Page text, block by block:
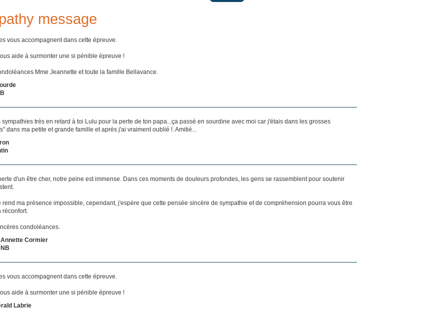
message
vous accompagnent dans cette épreuve.
aide à surmonter une si pénible épreuve !
Mme Jeannette et toute la famille Bellavance.
sympathies très en retard à toi Lulu pour la perte de ton papa...ça passé en sourdine avec moi car j'étais dans les grosses
dans ma petite et grande famille et après j'ai vraiment oublié !. Amitié...
d'un être cher, notre peine est immense. Dans ces moments de douleurs profondes, les gens se rassemblent pour soutenir
rend ma présence impossible, cependant, j'espère que cette pensée sincère de sympathie et de compréhension pourra vous être
condoléances.
Cormier
vous accompagnent dans cette épreuve.
aide à surmonter une si pénible épreuve !
Labrie